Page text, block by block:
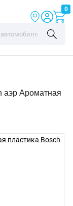
0
аэр Ароматная